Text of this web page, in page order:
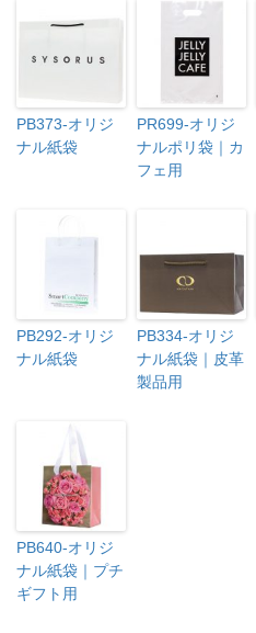
PB373-オリジ
ナル紙袋
PR699-オリジ
ナルポリ袋｜カ
フェ用
PB292-オリジ
ナル紙袋
PB334-オリジ
ナル紙袋｜皮革
製品用
PB640-オリジ
ナル紙袋｜プチ
ギフト用